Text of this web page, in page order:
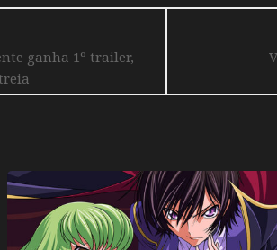
ganha 1º trailer,